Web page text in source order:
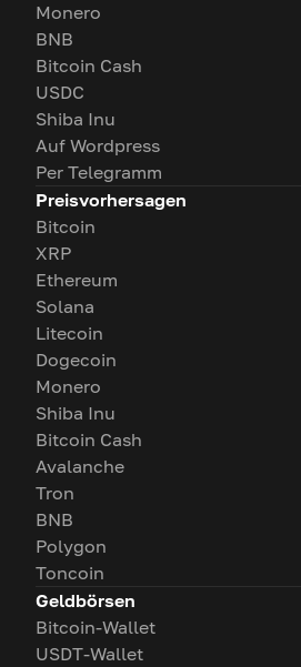
Monero
BNB
Bitcoin Cash
USDC
Shiba Inu
Auf Wordpress
Per Telegramm
Preisvorhersagen
Bitcoin
XRP
Ethereum
Solana
Litecoin
Dogecoin
Monero
Shiba Inu
Bitcoin Cash
Avalanche
Tron
BNB
Polygon
Toncoin
Geldbörsen
Bitcoin-Wallet
USDT-Wallet